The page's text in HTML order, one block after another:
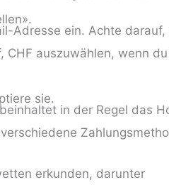
Adresse ein. Achte darauf,
CHF auszuwählen, wenn
sie.
in der Regel das
erkunden, darunter